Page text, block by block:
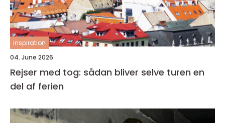
inspiration
04. June 2026
Rejser med tog: sådan bliver selve turen en
del af ferien